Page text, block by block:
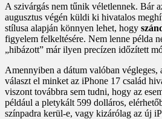
A szivárgás nem tűnik véletlennek. Bár
augusztus végén küldi ki hivatalos
stílusa alapján könnyen lehet, hogy
figyelem felkeltésére. Nem lenne példa
„hibázott” már ilyen precízen időzített
Amennyiben a dátum valóban végleges,
választ el minket az iPhone 17 család
viszont továbbra sem tudni, hogy az
például a pletykált 599 dolláros,
színpadra kerül-e, vagy kizárólag az új